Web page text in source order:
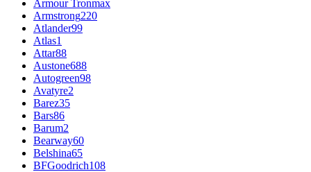
Armour Tronmax
Armstrong220
Atlander99
Atlas1
Attar88
Austone688
Autogreen98
Avatyre2
Barez35
Bars86
Barum2
Bearway60
Belshina65
BFGoodrich108